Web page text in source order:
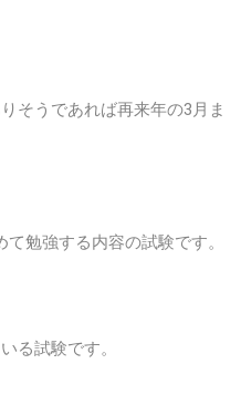
そうであれば再来年の3月ま
勉強する内容の試験です。
る試験です。